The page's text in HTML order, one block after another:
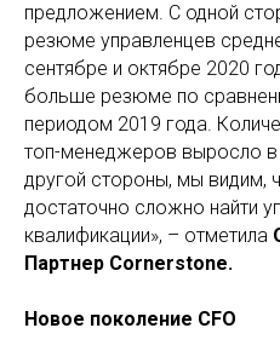
предложением. С одной
резюме управленцев
сентябре и октябре 2020
больше резюме по
периодом 2019 года.
топ-менеджеров выросло в
другой стороны, мы видим,
достаточно сложно найти
квалификации», – отметила
Партнер Cornerstone.
Новое поколение CFO